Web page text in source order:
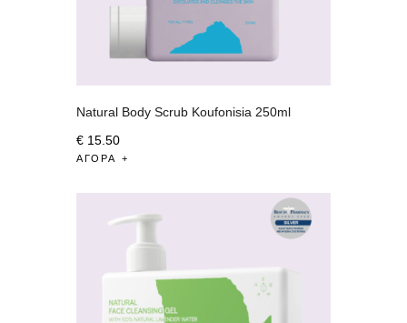
Natural Body Scrub Koufonisia 250ml
€ 15. 50
ΑΓΟΡΆ